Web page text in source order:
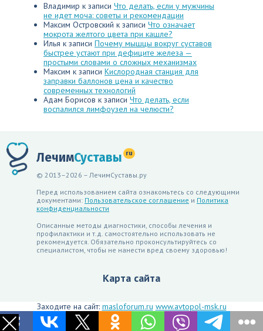
Владимир к записи Что делать, если у мужчины
не идет моча: советы и рекомендации
Максим Островский к записи Что означает
мокрота желтого цвета при кашле?
Илья к записи Почему мышцы вокруг суставов
быстрее устают при дефиците железа —
простыми словами о сложных механизмах
Максим к записи Кислородная станция для
заправки баллонов цена и качество
современных технологий
Адам Борисов к записи Что делать, если
воспалился лимфоузел на челюсти?
ЛечимСуставы ru
© 2013–2026 – ЛечимСуставы.ру
Перед использованием сайта ознакомьтесь со следующими
документами: Пользовательское соглашение и Политика
конфиденциальности
Описанные методы диагностики, способы лечения и
профилактики и т.д. самостоятельно использовать не
рекомендуется. Обязательно проконсультируйтесь со
специалистом, чтобы не нанести вред своему здоровью!
Карта сайта
Заходите на сайт: masloforum.ru www.avtopol-msk.ru